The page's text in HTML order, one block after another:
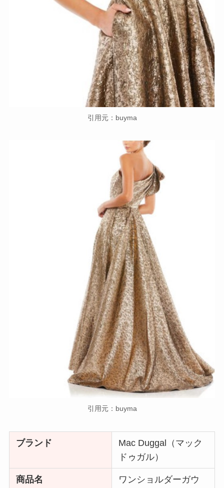
引用元：buyma
引用元：buyma
ブランド
Mac Duggal（マック
ドゥガル）
商品名 ワンショルダーガウ